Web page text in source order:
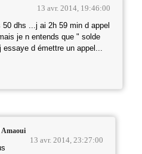
13 avr. 2014, 19:46:00
dhs ...j ai 2h 59 min d appel
je n entends que " solde
d émettre un appel...
Amaoui
13 avr. 2014, 23:27:00